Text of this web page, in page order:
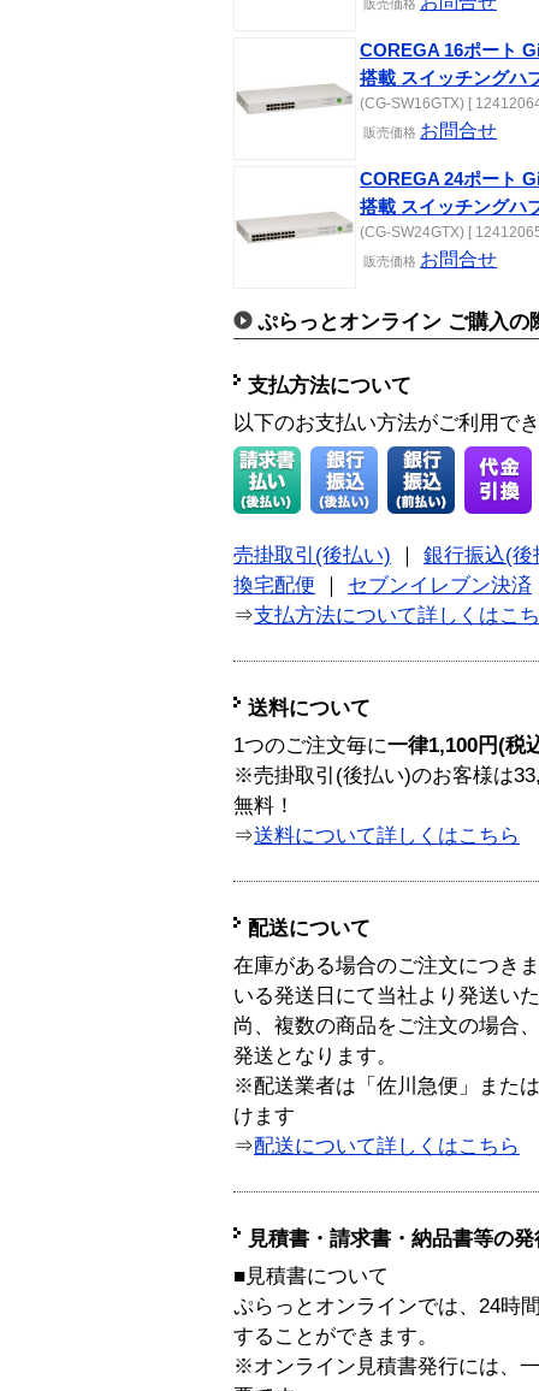
販売価格
COREGA 16ポート
搭載 スイッチングハ
(CG-SW16GTX) [
販売価格 お問合せ
COREGA 24ポート
搭載 スイッチングハ
(CG-SW24GTX) [
販売価格 お問合せ
ぷらっとオンライン ご購入の
支払方法について
以下のお支払い方法がご利用で
売掛取引(後払い)
銀行振込(後
換宅配便
セブンイレブン決済
⇒支払方法について詳しくはこ
送料について
1つのご注文毎に一律1,100円(税
※売掛取引(後払い)のお客様は
無料！
⇒送料について詳しくはこちら
配送について
在庫がある場合のご注文につき
いる発送日にて当社より発送い
尚、複数の商品をご注文の場合
発送となります。
※配送業者は「佐川急便」また
けます
⇒配送について詳しくはこちら
見積書・請求書・納品書等の
■見積書について
ぷらっとオンラインでは、24時
することができます。
※オンライン見積書発行には、